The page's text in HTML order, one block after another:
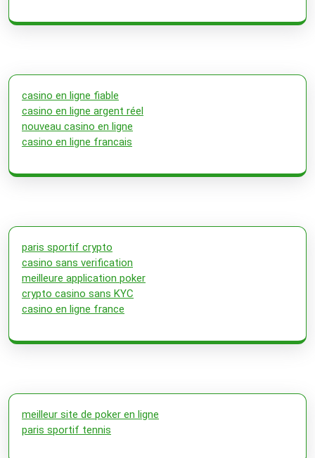
casino en ligne fiable
casino en ligne argent réel
nouveau casino en ligne
casino en ligne francais
paris sportif crypto
casino sans verification
meilleure application poker
crypto casino sans KYC
casino en ligne france
meilleur site de poker en ligne
paris sportif tennis